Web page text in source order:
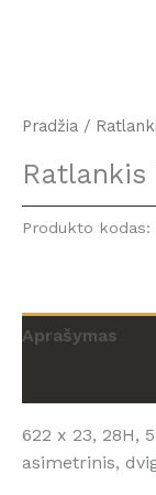
Pradžia /
Ratlankis
Produkto kodas:
Aprašymas
622 x 23, 28H,
asimetrinis,